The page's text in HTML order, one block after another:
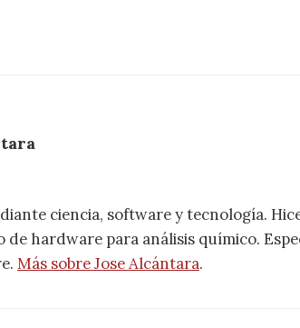
ciencia, software y tecnología.
de hardware para análisis químico.
Más sobre Jose Alcántara.